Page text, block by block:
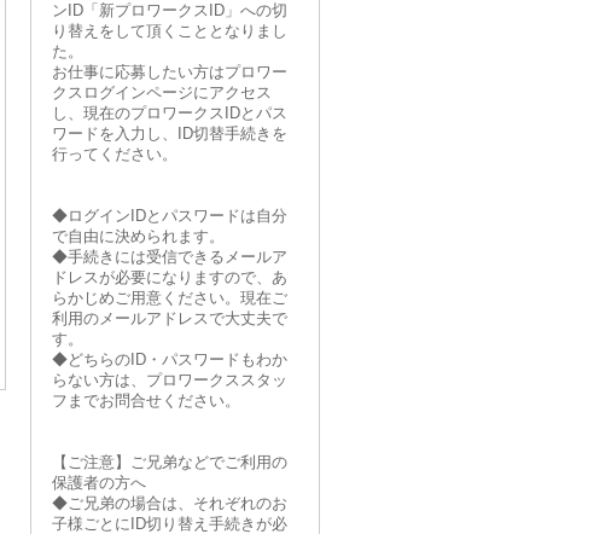
ンID「新プロワークスID」への切
り替えをして頂くこととなりまし
た。
お仕事に応募したい方はプロワー
クスログインページにアクセス
し、現在のプロワークスIDとパス
ワードを入力し、ID切替手続きを
行ってください。
◆ログインIDとパスワードは自分
で自由に決められます。
◆手続きには受信できるメールア
ドレスが必要になりますので、あ
らかじめご用意ください。現在ご
利用のメールアドレスで大丈夫で
す。
◆どちらのID・パスワードもわか
らない方は、プロワークススタッ
フまでお問合せください。
【ご注意】ご兄弟などでご利用の
保護者の方へ
◆ご兄弟の場合は、それぞれのお
子様ごとにID切り替え手続きが必